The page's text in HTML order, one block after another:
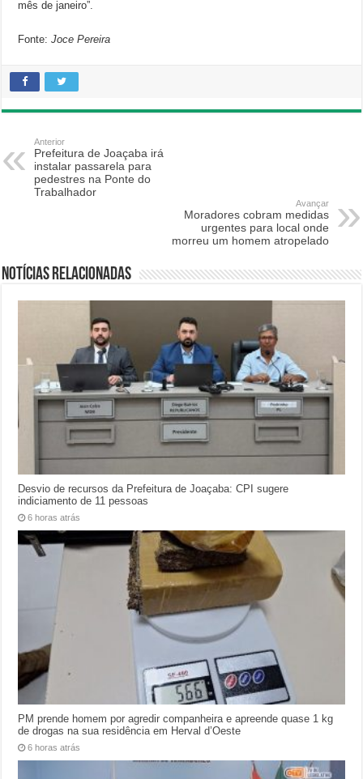
mês de janeiro”.
Fonte:Joce Pereira
Anterior
Prefeitura de Joaçaba irá
instalar passarela para
pedestres na Ponte do
Trabalhador
Avançar
Moradores cobram medidas
urgentes para local onde
morreu um homem atropelado
Notícias relacionadas
Desvio de recursos da Prefeitura de Joaçaba: CPI sugere
indiciamento de 11 pessoas
6 horas atrás
PM prende homem por agredir companheira e apreende quase 1 kg
de drogas na sua residência em Herval d’Oeste
6 horas atrás